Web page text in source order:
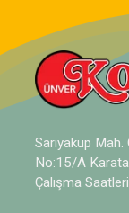
Sarıyakup Mah.
No:15/A
Çalışma